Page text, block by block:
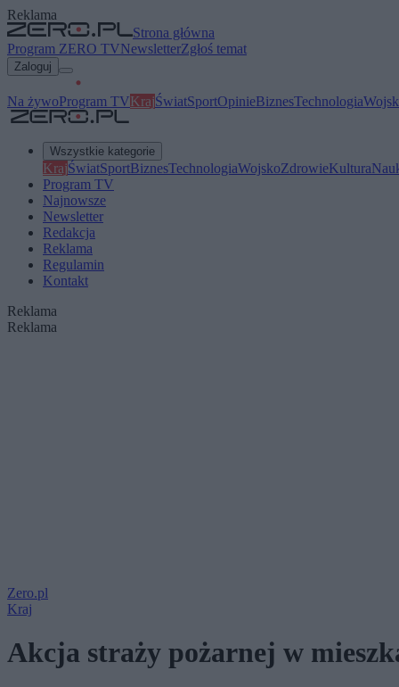
Reklama
Strona główna
Program ZERO TVNewsletterZgłoś temat
Zaloguj
Na żywoProgram TVKrajŚwiatSportOpinieBiznesTechnologia
Wszystkie kategorie
KrajŚwiatSportBiznesTechnologiaWojskoZdrowieKultura
Program TV
Najnowsze
Newsletter
Redakcja
Reklama
Regulamin
Kontakt
Reklama
Reklama
Zero.pl
Kraj
Akcja straży pożarnej w